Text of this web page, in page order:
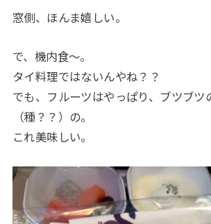
窓側、ほんま嬉しい。
で、機内食〜。
タイ料理ではないんやね？？
でも、フルーツはやっぱり、ブツブツ
（種？？）の。
これ美味しい。